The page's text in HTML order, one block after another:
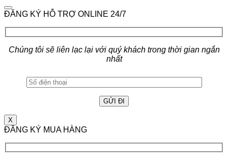
ĐĂNG KÝ HỖ TRỢ ONLINE 24/7
Chúng tôi sẽ liên lạc lại với quý khách trong thời gian ngắn
nhất
X
ĐĂNG KÝ MUA HÀNG